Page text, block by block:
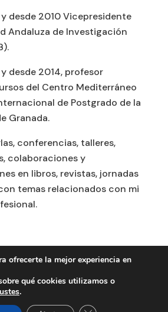
desde 2010 Vicepresidente
Andaluza de Investigación
desde 2014, profesor
del Centro Mediterráneo
de Postgrado de la
Granada.
conferencias, talleres,
colaboraciones y
en libros, revistas, jornadas
temas relacionados con mi
Social| © Copyright The
ofrecerte la mejor experiencia en
qué cookies utilizamos o
.